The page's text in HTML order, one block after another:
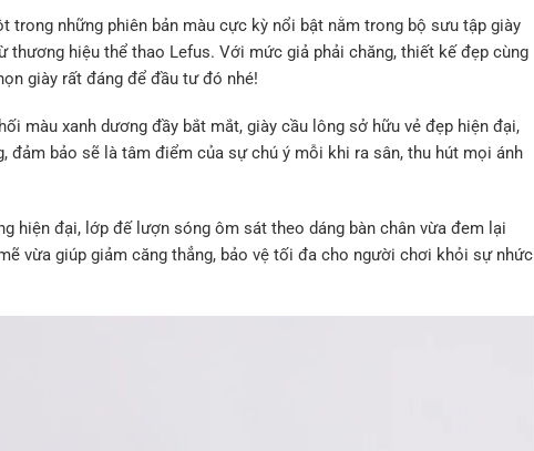
trong những phiên bản màu cực kỳ nổi bật nằm trong bộ sưu tập giày
hiệu thể thao Lefus. Với mức giả phải chăng, thiết kế đẹp cùng
giày rất đáng để đầu tư đó nhé!
màu xanh dương đầy bắt mắt, giày cầu lông sở hữu vẻ đẹp hiện đại,
đảm bảo sẽ là tâm điểm của sự chú ý mỗi khi ra sân, thu hút mọi ánh
hiện đại, lớp đế lượn sóng ôm sát theo dáng bàn chân vừa đem lại
vừa giúp giảm căng thẳng, bảo vệ tối đa cho người chơi khỏi sự nhức